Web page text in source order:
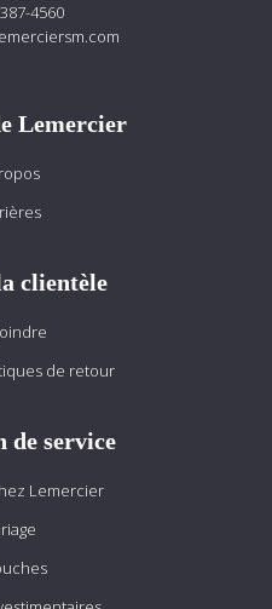
4560
Lemercier
clientèle
de retour
de service
Lemercier